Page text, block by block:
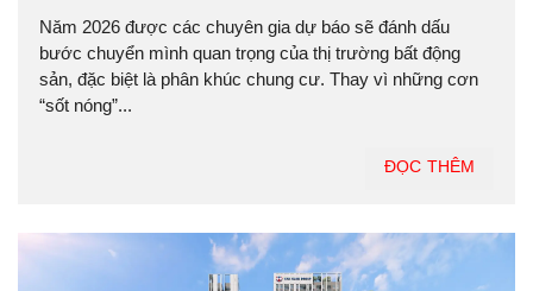
Năm 2026 được các chuyên gia dự báo sẽ đánh dấu
bước chuyển mình quan trọng của thị trường bất động
sản, đặc biệt là phân khúc chung cư. Thay vì những cơn
“sốt nóng”...
ĐỌC THÊM